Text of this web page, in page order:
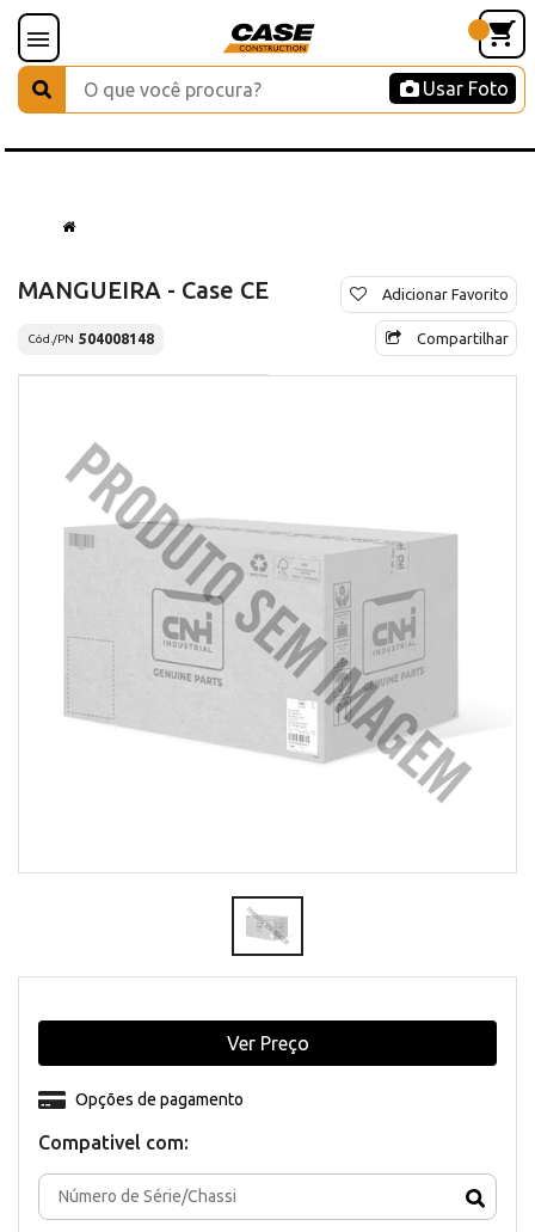
Usar Foto
MANGUEIRA - Case CE
Cód./PN 504008148
Adicionar Favorito
Compartilhar
Compativel com:
Opções de pagamento
Ver Preço